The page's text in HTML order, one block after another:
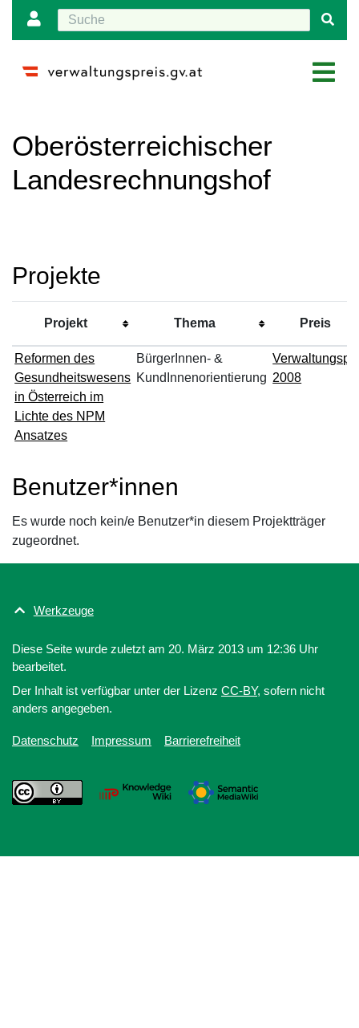
Oberösterreichischer
Landesrechnungshof
Projekte
Projekt Thema Preis
Reformen des
Gesundheitswesens
in Österreich im
Lichte des NPM
Ansatzes
BürgerInnen- &
KundInnenorientierung 2008
Benutzer*innen
Es wurde noch kein/e Benutzer*in diesem Projektträger
zugeordnet.
Werkzeuge
Diese Seite wurde zuletzt am 20. März 2013 um 12:36 Uhr
bearbeitet.
Der Inhalt ist verfügbar unter der Lizenz CC-BY, sofern nicht
anders angegeben.
Datenschutz Impressum Barrierefreiheit